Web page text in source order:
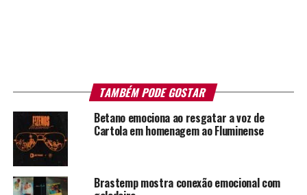
TAMBÉM PODE GOSTAR
Betano emociona ao resgatar a voz de
Cartola em homenagem ao Fluminense
Brastemp mostra conexão emocional com